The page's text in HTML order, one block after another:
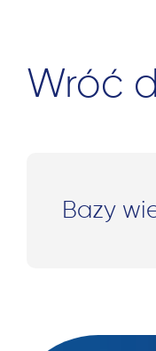
Wróć
Bazy